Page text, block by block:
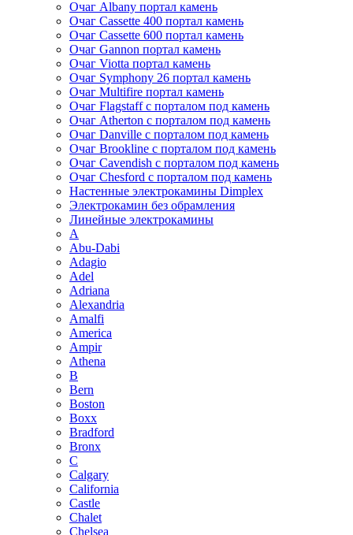
Очаг Albany портал камень
Очаг Cassette 400 портал камень
Очаг Cassette 600 портал камень
Очаг Gannon портал камень
Очаг Viotta портал камень
Очаг Symphony 26 портал камень
Очаг Multifire портал камень
Очаг Flagstaff с порталом под камень
Очаг Atherton с порталом под камень
Очаг Danville с порталом под камень
Очаг Brookline с порталом под камень
Очаг Cavendish с порталом под камень
Очаг Chesford с порталом под камень
Настенные электрокамины Dimplex
Электрокамин без обрамления
Линейные электрокамины
A
Abu-Dabi
Adagio
Adel
Adriana
Alexandria
Amalfi
America
Ampir
Athena
B
Bern
Boston
Boxx
Bradford
Bronx
C
Calgary
California
Castle
Chalet
Chelsea